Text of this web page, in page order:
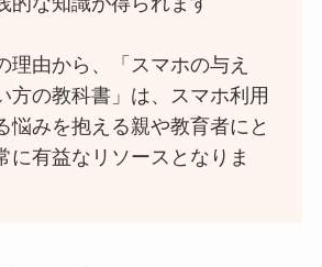
理由から、「スマホの与え
方の教科書」は、スマホ利用
悩みを抱える親や教育者にと
に有益なリソースとなりま